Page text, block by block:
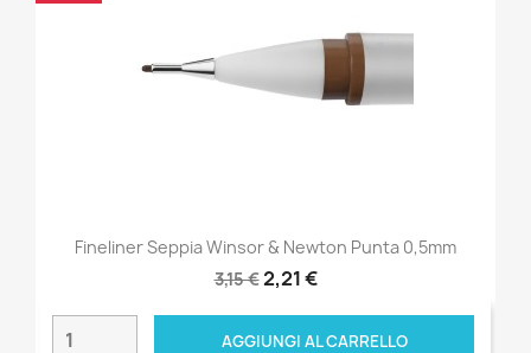
Fineliner Seppia Winsor & Newton Punta 0,5mm
3,15 €2,21 €
AGGIUNGI AL CARRELLO